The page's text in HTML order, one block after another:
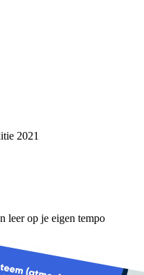
2021
leer op je eigen tempo